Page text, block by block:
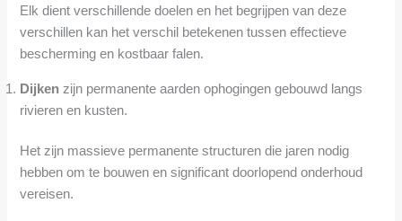
Elk dient verschillende doelen en het begrijpen van deze
verschillen kan het verschil betekenen tussen effectieve
bescherming en kostbaar falen.
Dijken zijn permanente aarden ophogingen gebouwd langs
rivieren en kusten.
Het zijn massieve permanente structuren die jaren nodig
hebben om te bouwen en significant doorlopend onderhoud
vereisen.